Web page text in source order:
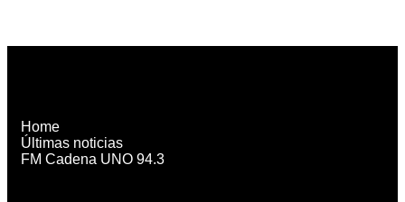
Home
Últimas noticias
FM Cadena UNO 94.3